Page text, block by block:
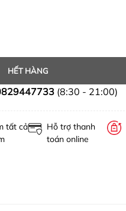
HẾT HÀNG
(8:30 - 21:00)
tất cả
Hỗ trợ thanh
toán online